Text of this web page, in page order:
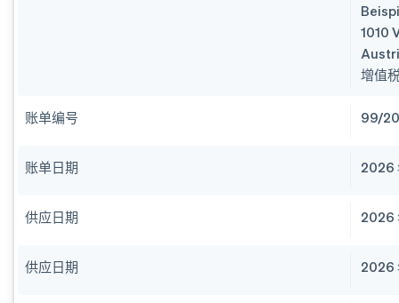
1010
增值
账单编号 99/
账单日期 2026
供应日期 2026
供应日期 2026